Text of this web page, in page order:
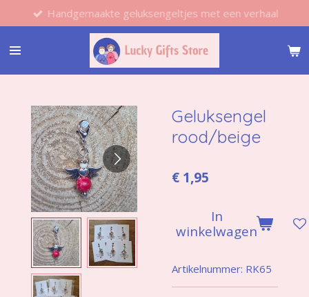
direct
naar
hoofdinhoud
Handgemaakte geluksengeltjes met een verhaal
Geluksengel
rood/beige
€ 1,95
In
winkelwagen
Artikelnummer: RK65